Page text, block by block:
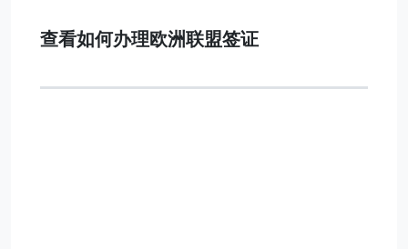
查看如何办理欧洲联盟签证